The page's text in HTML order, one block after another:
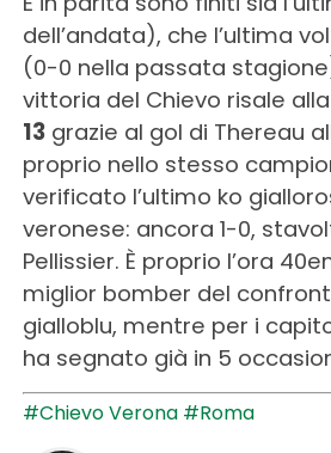
dell’andata), che l’ultima
(0-0 nella passata
vittoria del Chievo risale alla
13grazie al gol di Thereau
proprio nello stesso
verificato l’ultimo ko
veronese: ancora 1-0,
Pellissier. È proprio l’ora
miglior bomber del
gialloblu, mentre per i
ha segnato già in 5
#Chievo Verona #Roma